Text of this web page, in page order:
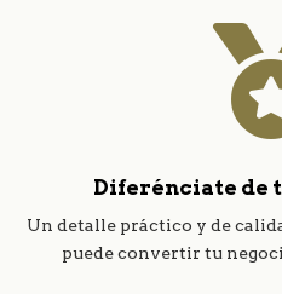
Diferénciate de
Un detalle práctico y de
puede convertir tu